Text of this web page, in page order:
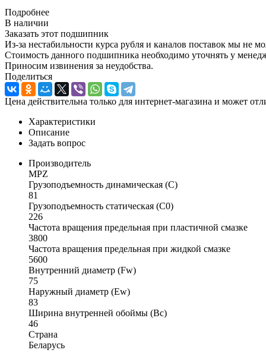
Подробнее
В наличии
Заказать этот подшипник
Из-за нестабильности курса рубля и каналов поставок мы не
Стоимость данного подшипника необходимо уточнять у
Приносим извинения за неудобства.
Поделиться
Цена действительна только для интернет-магазина и может
Характеристики
Описание
Задать вопрос
Производитель
MPZ
Грузоподъемность динамическая (C)
81
Грузоподъемность статическая (C0)
226
Частота вращения предельная при пластичной смазке
3800
Частота вращения предельная при жидкой смазке
5600
Внутренний диаметр (Fw)
75
Наружный диаметр (Ew)
83
Ширина внутренней обоймы (Bc)
46
Страна
Беларусь